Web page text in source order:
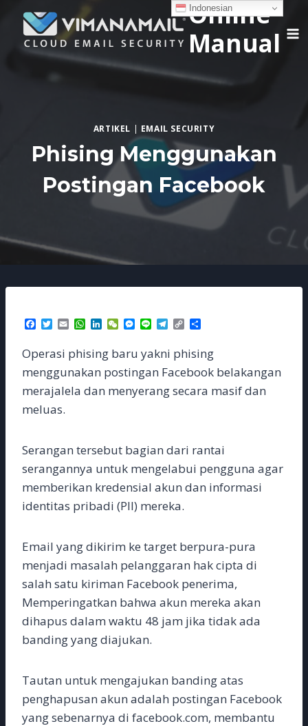
content
Online
Manual
ARTIKEL | EMAIL SECURITY
Phising Menggunakan
Postingan Facebook
e
b
o
o
k
T
t
t
e
r
E
i
l
W
t
s
A
p
L
k
e
d
I
W
h
a
t
M
s
e
n
g
e
L
n
e
T
l
e
g
r
a
m
C
p
y
L
i
n
r
e
Operasi phising baru yakni phising
menggunakan postingan Facebook belakangan
merajalela dan menyerang secara masif dan
meluas.
Serangan tersebut bagian dari rantai
serangannya untuk mengelabui pengguna agar
memberikan kredensial akun dan informasi
identitas pribadi (PII) mereka.
Email yang dikirim ke target berpura-pura
menjadi masalah pelanggaran hak cipta di
salah satu kiriman Facebook penerima,
Memperingatkan bahwa akun mereka akan
dihapus dalam waktu 48 jam jika tidak ada
banding yang diajukan.
Tautan untuk mengajukan banding atas
penghapusan akun adalah postingan Facebook
yang sebenarnya di facebook.com, membantu
Indonesian